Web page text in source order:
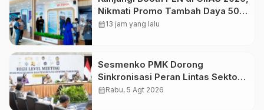
Nikmati Promo Tambah Daya 50
Persen
calendar_month13 jam yang lalu
Sesmenko PMK Dorong
Sinkronisasi Peran Lintas Sektor
Percepat Penurunan Stunting
calendar_monthRabu, 5 Agt 2026